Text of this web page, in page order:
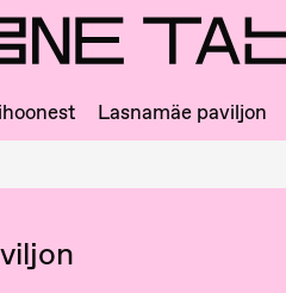
Lasnamäe paviljon